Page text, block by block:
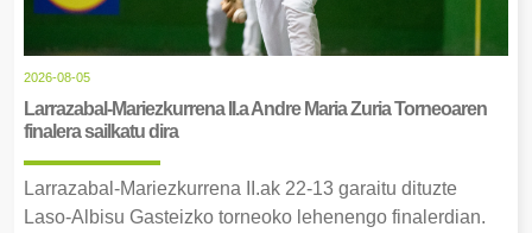
2026-08-05
Larrazabal-Mariezkurrena II.a Andre Maria Zuria Torneoaren
finalera sailkatu dira
Larrazabal-Mariezkurrena II.ak 22-13 garaitu dituzte
Laso-Albisu Gasteizko torneoko lehenengo finalerdian.